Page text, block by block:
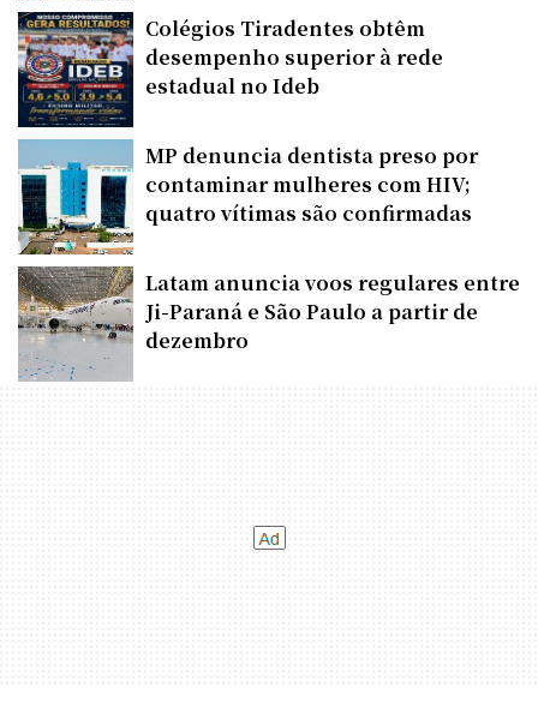
Colégios Tiradentes obtêm
desempenho superior à rede
estadual no Ideb
MP denuncia dentista preso por
contaminar mulheres com HIV;
quatro vítimas são confirmadas
Latam anuncia voos regulares entre
Ji-Paraná e São Paulo a partir de
dezembro